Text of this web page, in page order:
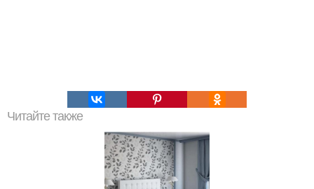
Читайте также